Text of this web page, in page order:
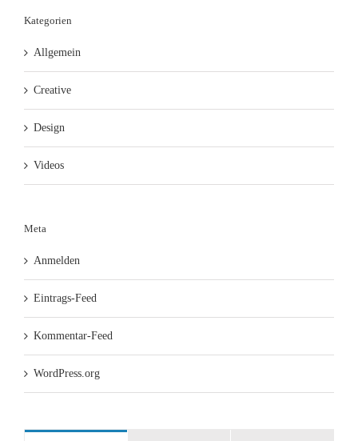
Kategorien
Allgemein
Creative
Design
Videos
Meta
Anmelden
Eintrags-Feed
Kommentar-Feed
WordPress.org